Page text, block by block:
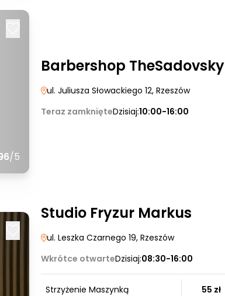
/5
Barbershop TheSadovsky
ul. Juliusza Słowackiego 12, Rzeszów
Teraz zamknięteDzisiaj:10:00-16:00
Studio Fryzur Markus
ul. Leszka Czarnego 19, Rzeszów
Wkrótce otwarteDzisiaj:08:30-16:00
Strzyżenie Maszynką 55 zł